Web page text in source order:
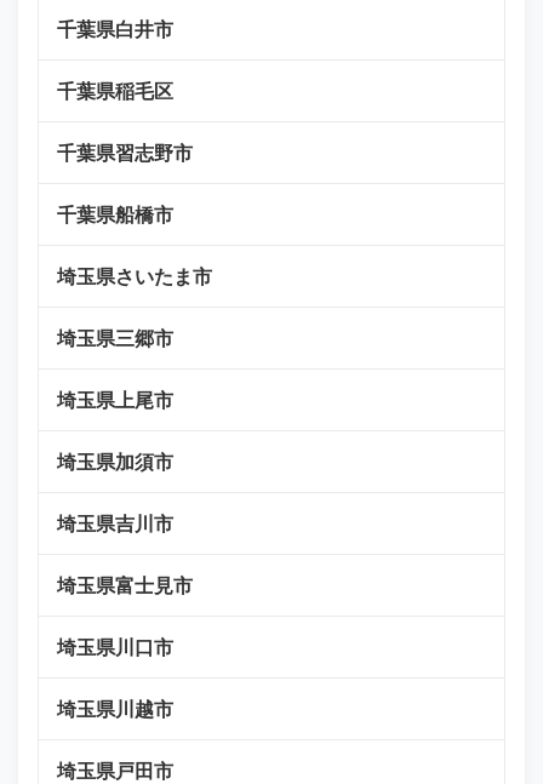
千葉県白井市
千葉県稲毛区
千葉県習志野市
千葉県船橋市
埼玉県さいたま市
埼玉県三郷市
埼玉県上尾市
埼玉県加須市
埼玉県吉川市
埼玉県富士見市
埼玉県川口市
埼玉県川越市
埼玉県戸田市